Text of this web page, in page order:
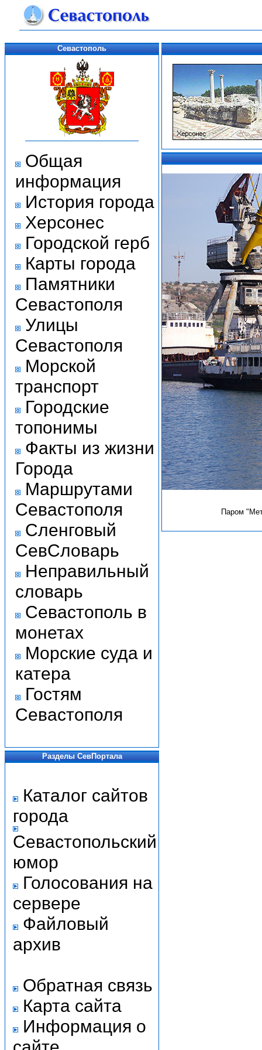
Севастополь
Общая
информация
История города
Херсонес
Городской герб
Карты города
Памятники
Севастополя
Улицы
Севастополя
Морской
транспорт
Городские
топонимы
Факты из жизни
Города
Маршрутами
Севастополя
Сленговый
СевСловарь
Неправильный
словарь
Севастополь в
монетах
Морские суда и
катера
Гостям
Севастополя
Разделы СевПортала
Каталог сайтов
города
Севастопольский
юмор
Голосования на
сервере
Файловый
архив
Обратная связь
Карта сайта
Информация о
Паром